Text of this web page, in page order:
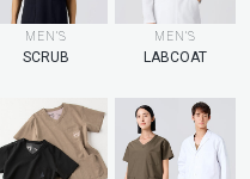
MEN’S
SCRUB
MEN’S
LABCOAT